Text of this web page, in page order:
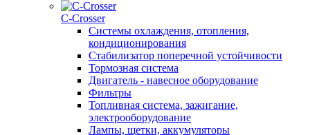
С-Сrosser
Системы охлаждения, отопления,
кондиционирования
Стабилизатор поперечной устойчивости
Тормозная система
Двигатель - навесное оборудование
Фильтры
Топливная система, зажигание,
электрооборудование
Лампы, щетки, аккумуляторы